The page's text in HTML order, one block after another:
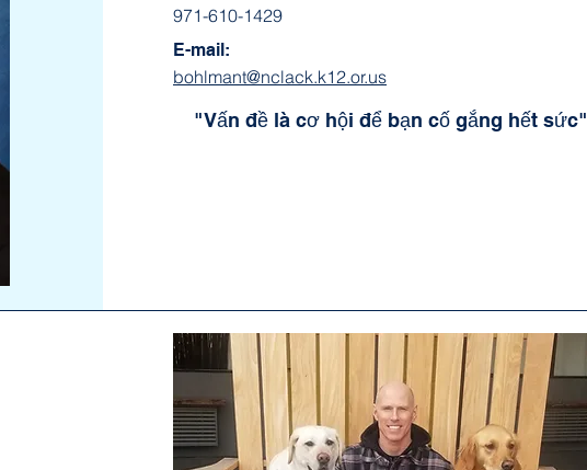
971-610-1429
E-mail:
bohlmant@nclack.k12.or.us
"Vấn đề là cơ hội để bạn cố gắng hết sức"